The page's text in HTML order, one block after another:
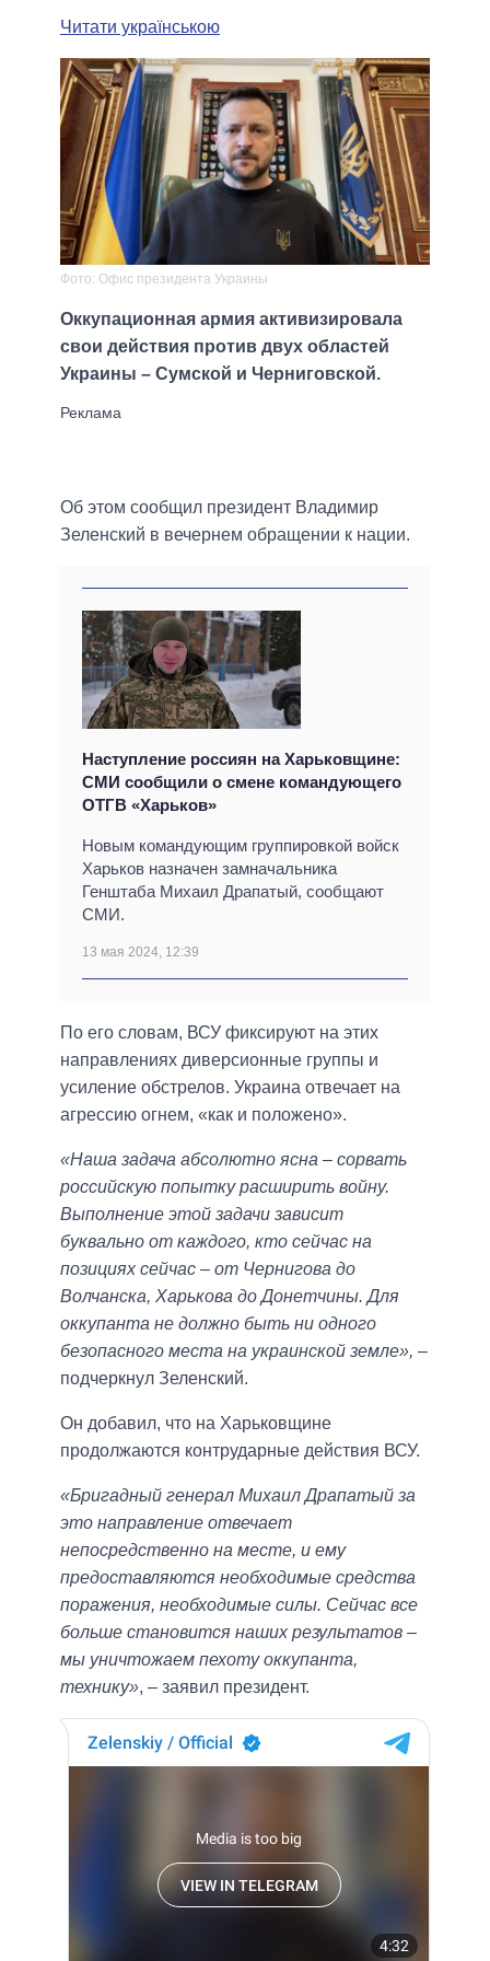
Читати українською
Фото: Офис президента Украины
Оккупационная армия активизировала
свои действия против двух областей
Украины – Сумской и Черниговской.
Об этом сообщил президент Владимир
Зеленский в вечернем обращении к нации.
Наступление россиян на Харьковщине:
СМИ сообщили о смене командующего
ОТГВ «Харьков»
Новым командующим группировкой войск
Харьков назначен замначальника
Генштаба Михаил Драпатый, сообщают
СМИ.
13 мая 2024, 12:39
По его словам, ВСУ фиксируют на этих
направлениях диверсионные группы и
усиление обстрелов. Украина отвечает на
агрессию огнем, «как и положено».
«Наша задача абсолютно ясна – сорвать
российскую попытку расширить войну.
Выполнение этой задачи зависит
буквально от каждого, кто сейчас на
позициях сейчас – от Чернигова до
Волчанска, Харькова до Донетчины. Для
оккупанта не должно быть ни одного
безопасного места на украинской земле», –
подчеркнул Зеленский.
Он добавил, что на Харьковщине
продолжаются контрударные действия ВСУ.
«Бригадный генерал Михаил Драпатый за
это направление отвечает
непосредственно на месте, и ему
предоставляются необходимые средства
поражения, необходимые силы. Сейчас все
больше становится наших результатов –
мы уничтожаем пехоту оккупанта,
технику», – заявил президент.